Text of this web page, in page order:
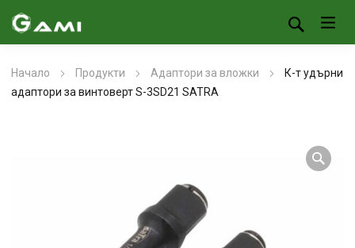
Начало Продукти Адаптори за вложки
К-т удърни
адаптори за винтоверт S-3SD21 SATRA